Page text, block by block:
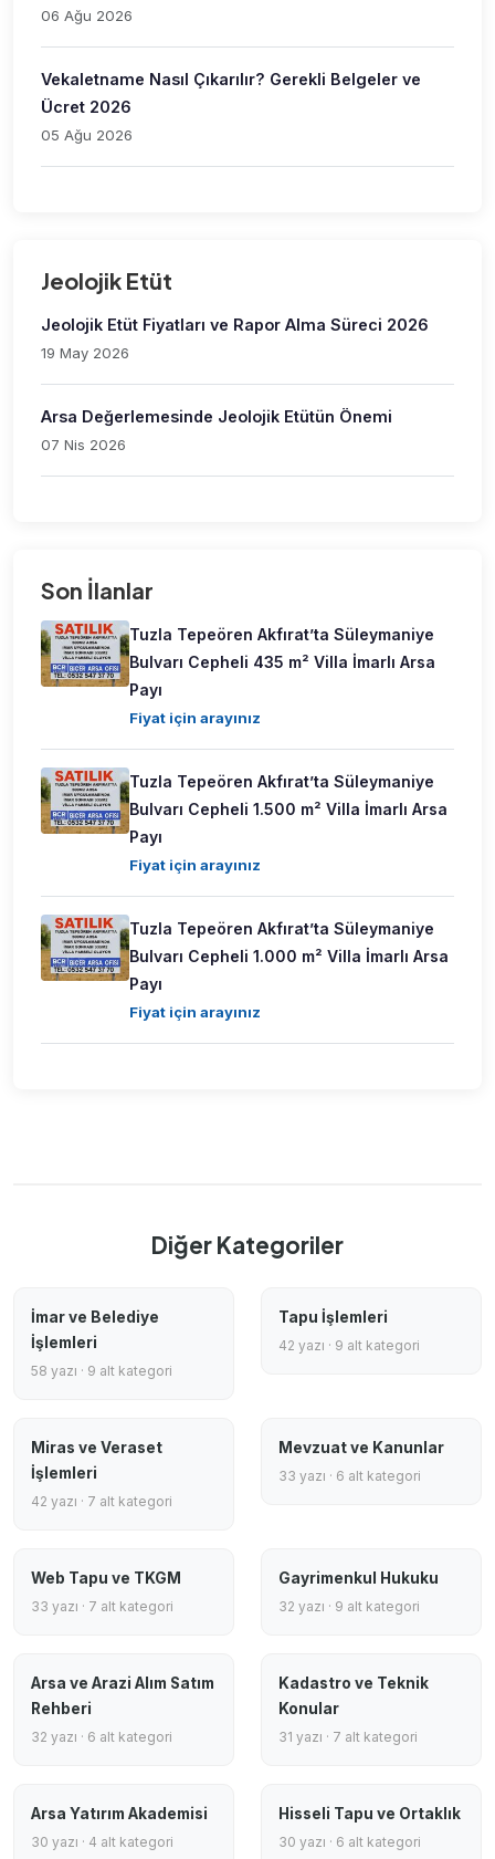
06 Ağu 2026
Vekaletname Nasıl Çıkarılır? Gerekli Belgeler ve
Ücret 2026
05 Ağu 2026
Jeolojik Etüt
Jeolojik Etüt Fiyatları ve Rapor Alma Süreci 2026
19 May 2026
Arsa Değerlemesinde Jeolojik Etütün Önemi
07 Nis 2026
Son İlanlar
Tuzla Tepeören Akfırat’ta Süleymaniye
Bulvarı Cepheli 435 m² Villa İmarlı Arsa
Payı
Fiyat için arayınız
Tuzla Tepeören Akfırat’ta Süleymaniye
Bulvarı Cepheli 1.500 m² Villa İmarlı Arsa
Payı
Fiyat için arayınız
Tuzla Tepeören Akfırat’ta Süleymaniye
Bulvarı Cepheli 1.000 m² Villa İmarlı Arsa
Payı
Fiyat için arayınız
Diğer Kategoriler
İmar ve Belediye
İşlemleri
58 yazı · 9 alt kategori
Tapu İşlemleri
42 yazı · 9 alt kategori
Miras ve Veraset
İşlemleri
42 yazı · 7 alt kategori
Mevzuat ve Kanunlar
33 yazı · 6 alt kategori
Web Tapu ve TKGM
33 yazı · 7 alt kategori
Gayrimenkul Hukuku
32 yazı · 9 alt kategori
Arsa ve Arazi Alım Satım
Rehberi
32 yazı · 6 alt kategori
Kadastro ve Teknik
Konular
31 yazı · 7 alt kategori
Arsa Yatırım Akademisi
30 yazı · 4 alt kategori
Hisseli Tapu ve Ortaklık
30 yazı · 6 alt kategori